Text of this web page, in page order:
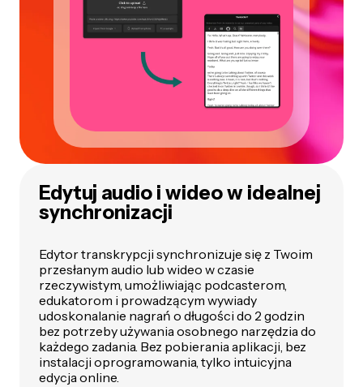
Edytuj audio i wideo w idealnej
synchronizacji
Edytor transkrypcji synchronizuje się z Twoim
przesłanym audio lub wideo w czasie
rzeczywistym, umożliwiając podcasterom,
edukatorom i prowadzącym wywiady
udoskonalanie nagrań o długości do 2 godzin
bez potrzeby używania osobnego narzędzia do
każdego zadania. Bez pobierania aplikacji, bez
instalacji oprogramowania, tylko intuicyjna
edycja online.